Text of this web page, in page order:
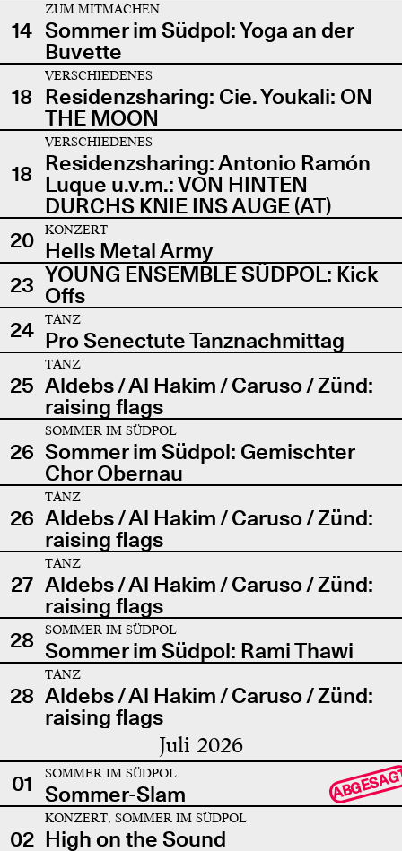
14
ZUM MITMACHEN
Sommer im Südpol: Yoga an der
Buvette
18
VERSCHIEDENES
Residenzsharing: Cie. Youkali: ON
THE MOON
18
VERSCHIEDENES
Residenzsharing: Antonio Ramón
Luque u.v.m.: VON HINTEN
DURCHS KNIE INS AUGE (AT)
20
KONZERT
Hells Metal Army
23 YOUNG ENSEMBLE SÜDPOL: Kick
Offs
24
TANZ
Pro Senectute Tanznachmittag
25
TANZ
Aldebs / Al Hakim / Caruso / Zünd:
raising flags
26
SOMMER IM SÜDPOL
Sommer im Südpol: Gemischter
Chor Obernau
26
TANZ
Aldebs / Al Hakim / Caruso / Zünd:
raising flags
27
TANZ
Aldebs / Al Hakim / Caruso / Zünd:
raising flags
28
SOMMER IM SÜDPOL
Sommer im Südpol: Rami Thawi
28
TANZ
Aldebs / Al Hakim / Caruso / Zünd:
raising flags
Juli 2026
01 SOMMER IM SÜDPOL
Sommer-Slam
02
KONZERT, SOMMER IM SÜDPOL
High on the Sound